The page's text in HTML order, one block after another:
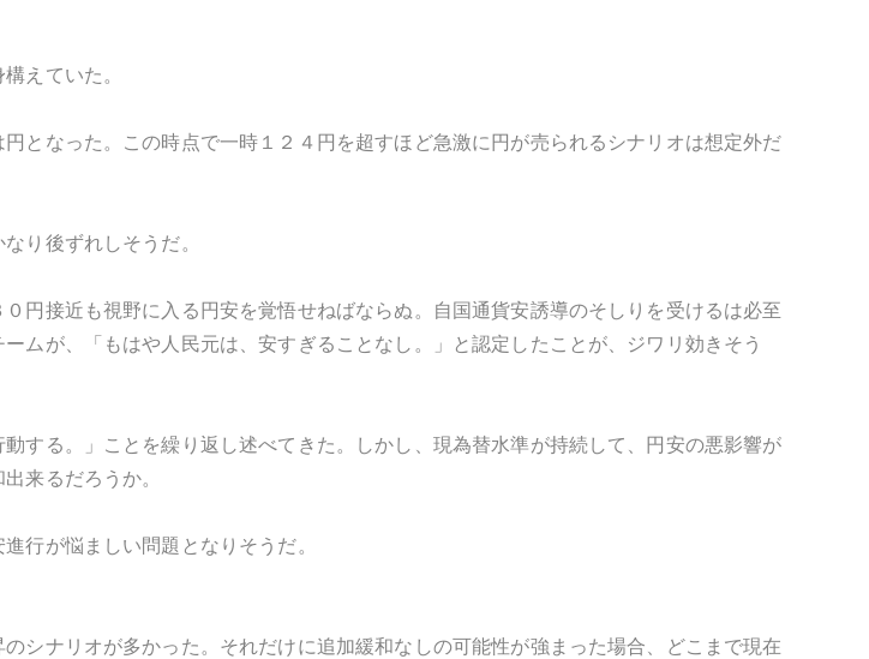
えていた。
となった。この時点で一時１２４円を超すほど急激に円が売られるシナリオは想定外だ
り後ずれしそうだ。
円接近も視野に入る円安を覚悟せねばならぬ。自国通貨安誘導のそしりを受けるは必至
ムが、「もはや人民元は、安すぎることなし。」と認定したことが、ジワリ効きそう
する。」ことを繰り返し述べてきた。しかし、現為替水準が持続して、円安の悪影響が
来るだろうか。
行が悩ましい問題となりそうだ。
シナリオが多かった。それだけに追加緩和なしの可能性が強まった場合、どこまで現在